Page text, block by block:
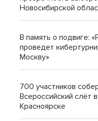
Новосибирской
В память о подвиге:
проведет
Москву»
700 участников
Всероссийский слёт
Красноярске